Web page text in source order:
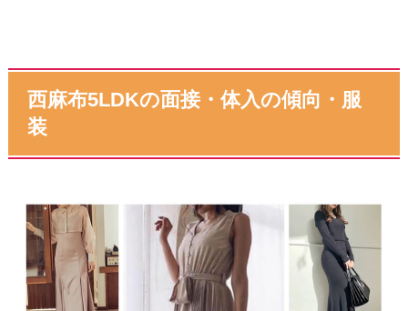
西麻布5LDKの面接・体入の傾向・服
装